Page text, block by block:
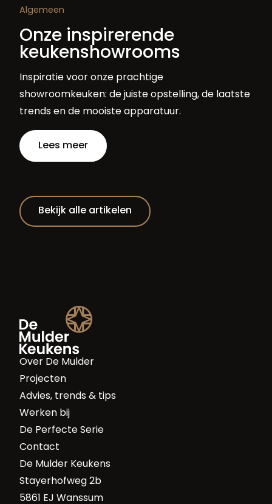
Algemeen
Onze inspirerende
keukenshowrooms
Inspiratie voor onze prachtige
showroomkeuken: de juiste opstelling, de laatste
trends en de mooiste apparatuur.
Lees meer
Bekijk alle artikelen
Over De Mulder
Projecten
Advies, trends & tips
Werken bij
De Perfecte Serie
Contact
De Mulder Keukens
Stayerhofweg 2b
5861 EJ Wanssum